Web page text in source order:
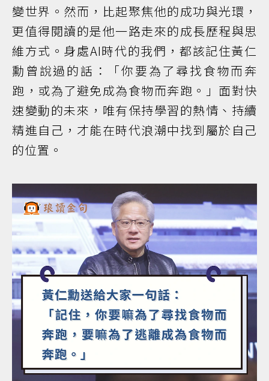
變世界。然而，比起聚焦他的成功與光環，
更值得閱讀的是他一路走來的成長歷程與思
維方式。身處AI時代的我們，都該記住黃仁
勳曾說過的話：「你要為了尋找食物而奔
跑，或為了避免成為食物而奔跑。」面對快
速變動的未來，唯有保持學習的熱情、持續
精進自己，才能在時代浪潮中找到屬於自己
的位置。